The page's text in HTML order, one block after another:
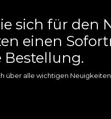
sich für den
einen
Bestellung.
über alle wichtigen